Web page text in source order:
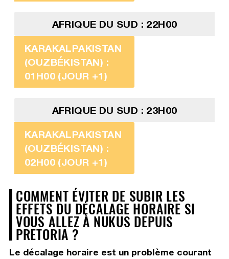
AFRIQUE DU SUD : 22H00
KARAKALPAKISTAN
(OUZBÉKISTAN) :
01H00 (JOUR +1)
AFRIQUE DU SUD : 23H00
KARAKALPAKISTAN
(OUZBÉKISTAN) :
02H00 (JOUR +1)
COMMENT ÉVITER DE SUBIR LES
EFFETS DU DÉCALAGE HORAIRE SI
VOUS ALLEZ À NUKUS DEPUIS
PRETORIA ?
Le décalage horaire est un problème courant